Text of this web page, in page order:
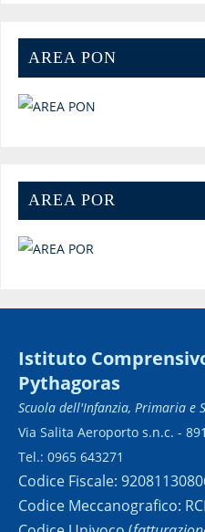
AREA PON
AREA POR
Istituto
Pythagoras
Scuola dell'Infanzia, Primaria e
Via Salita Aeroporto s.n.c. -
Tel.: 0965 643271
Codice Fiscale:
Codice Meccanografico: